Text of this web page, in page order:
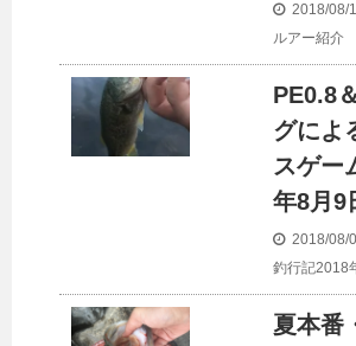
2018/08/
ルアー紹介
PE0.8
グによ
スゲー
年8月9
2018/08/
釣行記2018
夏本番